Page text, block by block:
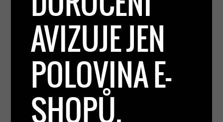
AVIZUJE JEN
POLOVINA E-
SHOPŮ,